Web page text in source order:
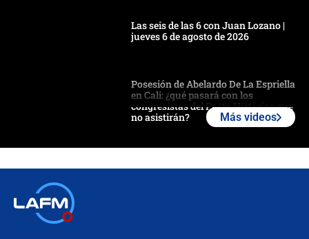
Las seis de las 6 con Juan Lozano |
jueves 6 de agosto de 2026
Posesión de Abelardo De La Espriella
en Cali: ¿qué pasará con los
congresistas del Pacto Histórico que
no asistirán?
Más videos